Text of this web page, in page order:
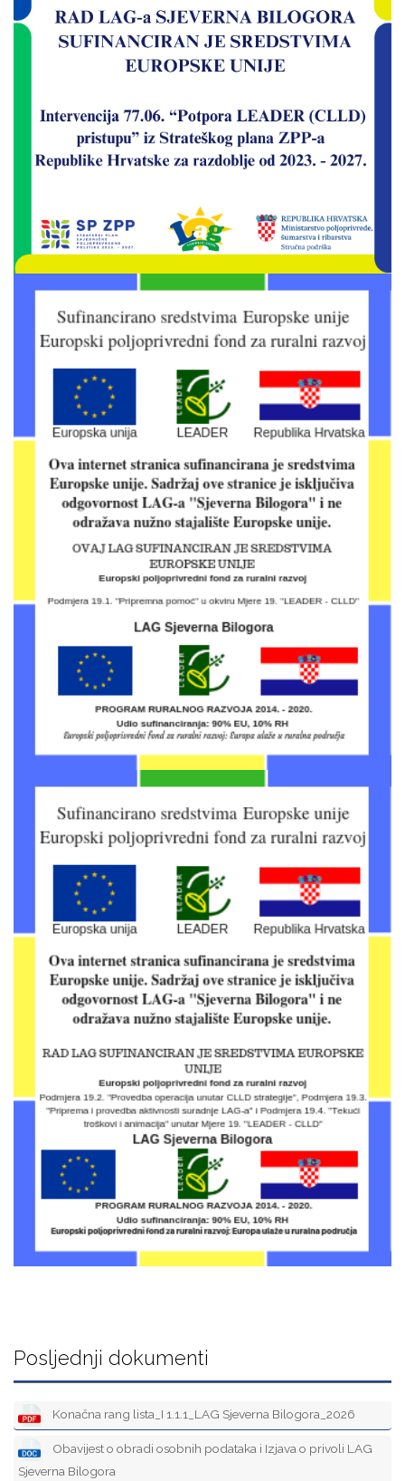
Posljednji dokumenti
Konačna rang lista_I 1.1.1_LAG Sjeverna Bilogora_2026
Obavijest o obradi osobnih podataka i Izjava o privoli LAG
Sjeverna Bilogora